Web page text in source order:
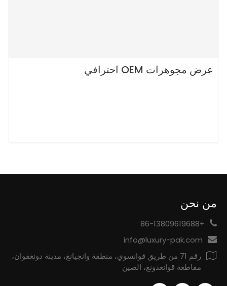
عرض مجوهرات OEM احترافي
من نحن
+86-13809619688
info@luxury-pak.com
رقم 71 من طريق قوانسوي، منطقة وانجيانغ، مدينة دونغقوان،
مقاطعة قوانغدونغ، الصين